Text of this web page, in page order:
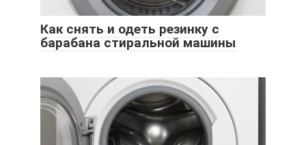
Как снять и одеть резинку с
барабана стиральной машины